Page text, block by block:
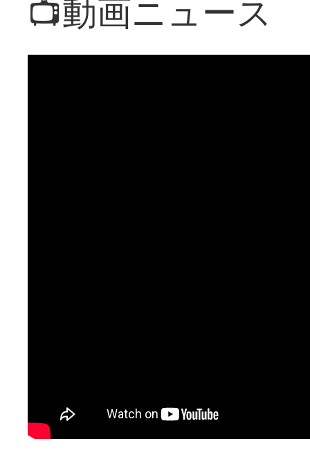
📺動画ニュース